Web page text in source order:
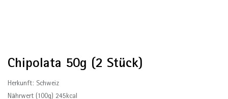
Chipolata 50g (2 Stück)
Herkunft: Schweiz
Nährwert (100g) 245kcal